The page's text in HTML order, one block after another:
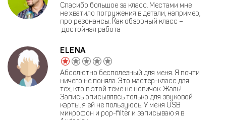
Спасибо большое за класс. Местами мне
не хватило погружения в детали, например,
про резонансы. Как обзорный класс –
достойная работа
ELENA
Абсолютно бесполезный для меня. Я почти
ничего не поняла. Это мастер-класс для
тех, кто в этой теме не новичок. Жаль!
Запись описывлвсь только для звуковой
карты, я ей не пользуюсь. У меня USB
микрофон и pop-filter и записываю я в